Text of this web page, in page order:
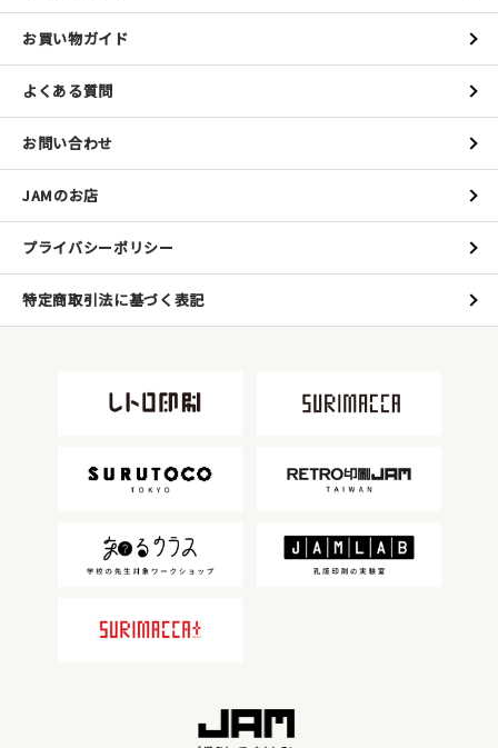
お買い物ガイド
よくある質問
お問い合わせ
JAMのお店
プライバシーポリシー
特定商取引法に基づく表記